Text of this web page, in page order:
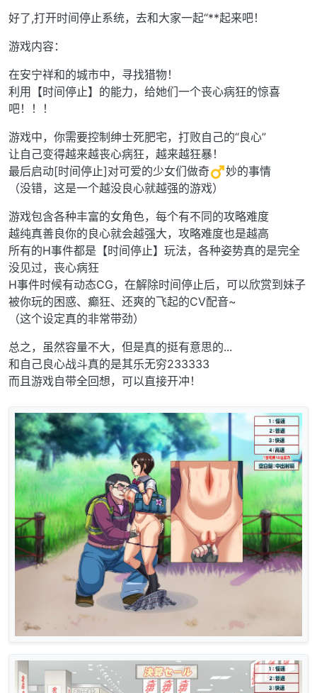
好了,打开时间停止系统，去和大家一起“**起来吧！
游戏内容：
在安宁祥和的城市中，寻找猎物！
利用【时间停止】的能力，给她们一个丧心病狂的惊喜
吧！！！
游戏中，你需要控制绅士死肥宅，打败自己的“良心”
让自己变得越来越丧心病狂，越来越狂暴！
最后启动[时间停止]对可爱的少女们做奇
妙的事情
（没错，这是一个越没良心就越强的游戏）
游戏包含各种丰富的女角色，每个有不同的攻略难度
越纯真善良你的良心就会越强大，攻略难度也是越高
所有的H事件都是【时间停止】玩法，各种姿势真的是完全
没见过，丧心病狂
H事件时候有动态CG，在解除时间停止后，可以欣赏到妹子
被你玩的困惑、癫狂、还爽的飞起的CV配音~
（这个设定真的非常带劲）
总之，虽然容量不大，但是真的挺有意思的...
和自己良心战斗真的是其乐无穷233333
而且游戏自带全回想，可以直接开冲！